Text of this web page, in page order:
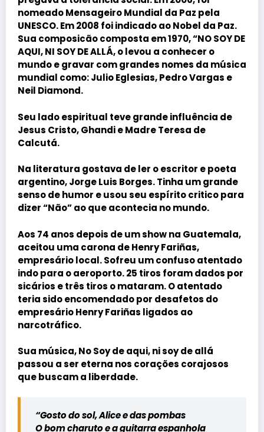
nomeado Mensageiro Mundial da Paz pela
UNESCO. Em 2008 foi indicado ao Nobel da Paz.
Sua composicão composta em 1970, “NO SOY DE
AQUI, NI SOY DE ALLÁ, o levou a conhecer o
mundo e gravar com grandes nomes da música
mundial como:Julio Eglesias,Pedro Vargas e
Neil Diamond.
Seu lado espiritual teve grande influência de
Jesus Cristo,GhandieMadre Teresa de
Calcutá.
Na literatura gostava de ler o escritor e poeta
argentino,Jorge Luis Borges. Tinha um grande
senso de humor e usou seu espírito critico para
dizer “Não” ao que acontecia no mundo.
Aos 74 anos depois de um show na Guatemala,
aceitou uma carona deHenry Fariñas,
empresário local. Sofreu um confuso atentado
indo para o aeroporto. 25 tiros foram dados por
sicários e três tiros o mataram. O atentado
teria sido encomendado por desafetos do
empresárioHenry Fariñas ligados ao
narcotráfico.
Sua música, No Soy de aqui, ni soy de allá
passou a ser eterna nos corações corajosos
que buscam a liberdade.
“Gosto do sol, Alice e das pombas
O bom charuto e a guitarra espanhola